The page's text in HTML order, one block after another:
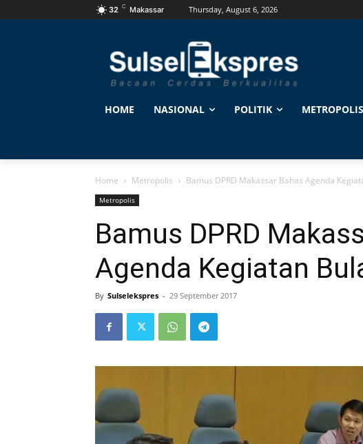
32 C Makassar Thursday, August 6, 2026
HOME NASIONAL POLITIK METROPOLIS
Home Metropolis Bamus DPRD Makassar Bahas Agenda
Metropolis
Bamus DPRD
Agenda Kegiatan
By Sulselekspres - 29 September 2017